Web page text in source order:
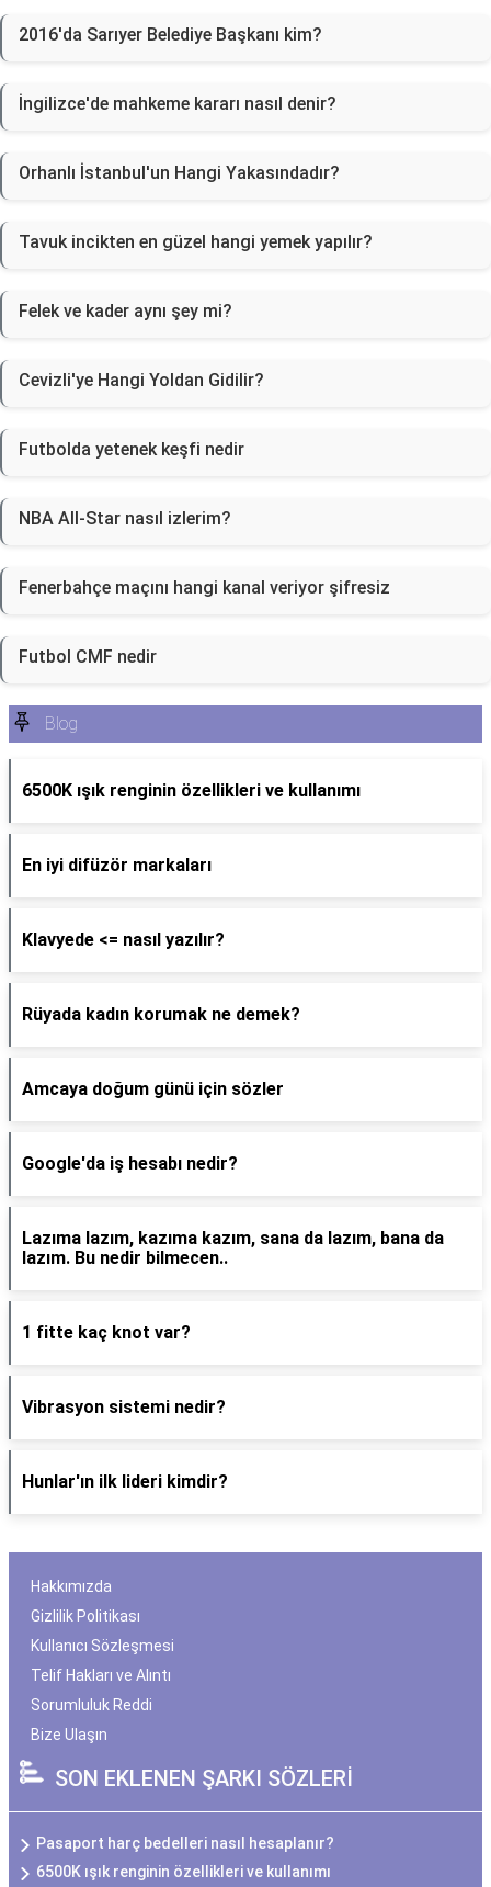
2016'da Sarıyer Belediye Başkanı kim?
İngilizce'de mahkeme kararı nasıl denir?
Orhanlı İstanbul'un Hangi Yakasındadır?
Tavuk incikten en güzel hangi yemek yapılır?
Felek ve kader aynı şey mi?
Cevizli'ye Hangi Yoldan Gidilir?
Futbolda yetenek keşfi nedir
NBA All-Star nasıl izlerim?
Fenerbahçe maçını hangi kanal veriyor şifresiz
Futbol CMF nedir
Blog
6500K ışık renginin özellikleri ve kullanımı
En iyi difüzör markaları
Klavyede <= nasıl yazılır?
Rüyada kadın korumak ne demek?
Amcaya doğum günü için sözler
Google'da iş hesabı nedir?
Lazıma lazım, kazıma kazım, sana da lazım, bana da
lazım. Bu nedir bilmecen..
1 fitte kaç knot var?
Vibrasyon sistemi nedir?
Hunlar'ın ilk lideri kimdir?
Hakkımızda
Gizlilik Politikası
Kullanıcı Sözleşmesi
Telif Hakları ve Alıntı
Sorumluluk Reddi
Bize Ulaşın
SON EKLENEN ŞARKI SÖZLERİ
Pasaport harç bedelleri nasıl hesaplanır?
6500K ışık renginin özellikleri ve kullanımı